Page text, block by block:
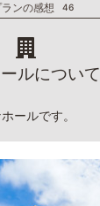
ンの感想 46
ルについて
ールです。